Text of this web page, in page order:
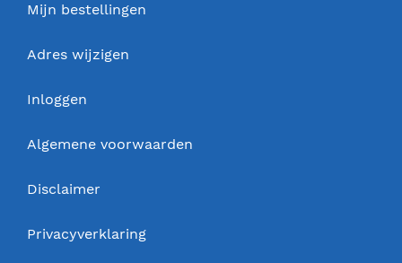
Mijn bestellingen
Adres wijzigen
Inloggen
Algemene voorwaarden
Disclaimer
Privacyverklaring